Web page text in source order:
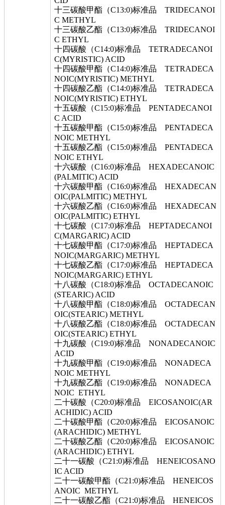
十三碳酸甲酯（C13:0)标准品 TRIDECANOI
C METHYL
十三碳酸乙酯（C13:0)标准品 TRIDECANOI
C ETHYL
十四碳酸（C14:0)标准品 TETRADECANOI
C(MYRISTIC) ACID
十四碳酸甲酯（C14:0)标准品 TETRADECA
NOIC(MYRISTIC) METHYL
十四碳酸乙酯（C14:0)标准品 TETRADECA
NOIC(MYRISTIC) ETHYL
十五碳酸（C15:0)标准品 PENTADECANOI
C ACID
十五碳酸甲酯（C15:0)标准品 PENTADECA
NOIC METHYL
十五碳酸乙酯（C15:0)标准品 PENTADECA
NOIC ETHYL
十六碳酸（C16:0)标准品 HEXADECANOIC
(PALMITIC) ACID
十六碳酸甲酯（C16:0)标准品 HEXADECAN
OIC(PALMITIC) METHYL
十六碳酸乙酯（C16:0)标准品 HEXADECAN
OIC(PALMITIC) ETHYL
十七碳酸（C17:0)标准品 HEPTADECANOI
C(MARGARIC) ACID
十七碳酸甲酯（C17:0)标准品 HEPTADECA
NOIC(MARGARIC) METHYL
十七碳酸乙酯（C17:0)标准品 HEPTADECA
NOIC(MARGARIC) ETHYL
十八碳酸（C18:0)标准品 OCTADECANOIC
(STEARIC) ACID
十八碳酸甲酯（C18:0)标准品 OCTADECAN
OIC(STEARIC) METHYL
十八碳酸乙酯（C18:0)标准品 OCTADECAN
OIC(STEARIC) ETHYL
十九碳酸（C19:0)标准品 NONADECANOIC
ACID
十九碳酸甲酯（C19:0)标准品 NONADECA
NOIC METHYL
十九碳酸乙酯（C19:0)标准品 NONADECA
NOIC ETHYL
二十碳酸（C20:0)标准品 EICOSANOIC(AR
ACHIDIC) ACID
二十碳酸甲酯（C20:0)标准品 EICOSANOIC
(ARACHIDIC) METHYL
二十碳酸乙酯（C20:0)标准品 EICOSANOIC
(ARACHIDIC) ETHYL
二十一碳酸（C21:0)标准品 HENEICOSANO
IC ACID
二十一碳酸甲酯（C21:0)标准品 HENEICOS
ANOIC METHYL
二十一碳酸乙酯（C21:0)标准品 HENEICOS